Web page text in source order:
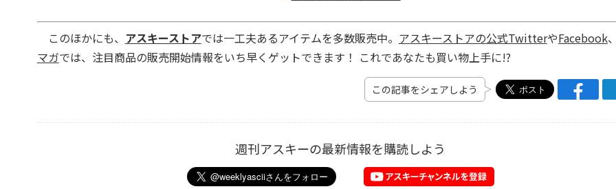
このほかにも、 アスキーストアでは一工夫あるアイテムを多数販売中。 アスキーストアの公式TwitterやFacebook
マガでは、注目商品の販売開始情報をいち早くゲットできます！ これであなたも買い物上手に!?
この記事をシェアしよう
週刊アスキーの最新情報を購読しよう